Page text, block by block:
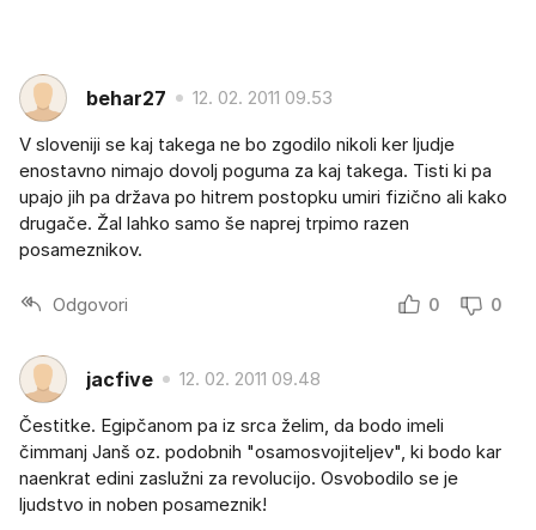
behar27 12. 02. 2011 09.53
V sloveniji se kaj takega ne bo zgodilo nikoli ker ljudje
enostavno nimajo dovolj poguma za kaj takega. Tisti ki pa
upajo jih pa država po hitrem postopku umiri fizično ali kako
drugače. Žal lahko samo še naprej trpimo razen
posameznikov.
Odgovori 0 0
jacfive 12. 02. 2011 09.48
Čestitke. Egipčanom pa iz srca želim, da bodo imeli
čimmanj Janš oz. podobnih "osamosvojiteljev", ki bodo kar
naenkrat edini zaslužni za revolucijo. Osvobodilo se je
ljudstvo in noben posameznik!